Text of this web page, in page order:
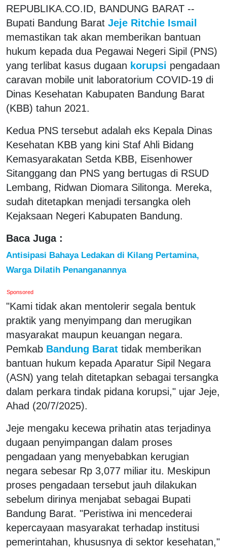
REPUBLIKA.CO.ID, BANDUNG BARAT --
Bupati Bandung Barat Jeje Ritchie Ismail
memastikan tak akan memberikan bantuan
hukum kepada dua Pegawai Negeri Sipil (PNS)
yang terlibat kasus dugaan korupsi pengadaan
caravan mobile unit laboratorium COVID-19 di
Dinas Kesehatan Kabupaten Bandung Barat
(KBB) tahun 2021.
Kedua PNS tersebut adalah eks Kepala Dinas
Kesehatan KBB yang kini Staf Ahli Bidang
Kemasyarakatan Setda KBB, Eisenhower
Sitanggang dan PNS yang bertugas di RSUD
Lembang, Ridwan Diomara Silitonga. Mereka,
sudah ditetapkan menjadi tersangka oleh
Kejaksaan Negeri Kabupaten Bandung.
Baca Juga :
Antisipasi Bahaya Ledakan di Kilang Pertamina,
Warga Dilatih Penanganannya
Sponsored
"Kami tidak akan mentolerir segala bentuk
praktik yang menyimpang dan merugikan
masyarakat maupun keuangan negara.
Pemkab Bandung Barat tidak memberikan
bantuan hukum kepada Aparatur Sipil Negara
(ASN) yang telah ditetapkan sebagai tersangka
dalam perkara tindak pidana korupsi," ujar Jeje,
Ahad (20/7/2025).
Jeje mengaku kecewa prihatin atas terjadinya
dugaan penyimpangan dalam proses
pengadaan yang menyebabkan kerugian
negara sebesar Rp 3,077 miliar itu. Meskipun
proses pengadaan tersebut jauh dilakukan
sebelum dirinya menjabat sebagai Bupati
Bandung Barat. "Peristiwa ini mencederai
kepercayaan masyarakat terhadap institusi
pemerintahan, khususnya di sektor kesehatan,"